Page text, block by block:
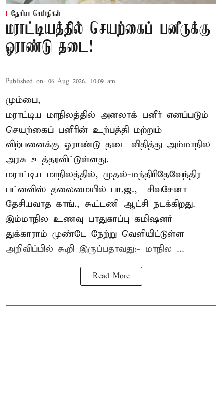
தேசிய செய்திகள்
மராட்டியத்தில் செயற்கைப் பனீருக்கு
ஓராண்டு தடை!
Published on: 06 Aug 2026, 10:09 am
மும்பை,
மராட்டிய மாநிலத்தில் அனலாக் பனீர் எனப்படும்
செயற்கைப் பனீரின் உற்பத்தி மற்றும்
விற்பனைக்கு ஓராண்டு தடை விதித்து அம்மாநில
அரசு உத்தரவிட்டுள்ளது.
மராட்டிய மாநிலத்தில், முதல்-மந்திரிதேவேந்திர
பட்னவிஸ் தலைமையில் பா.ஜ., – சிவசேனா –
தேசியவாத காங்., கூட்டணி ஆட்சி நடக்கிறது.
இம்மாநில உணவு பாதுகாப்பு கமிஷனர்
துக்காராம் முண்டே நேற்று வெளியிட்டுள்ள
அறிவிப்பில் கூறி இருப்பதாவது:- மாநில ...
Read More